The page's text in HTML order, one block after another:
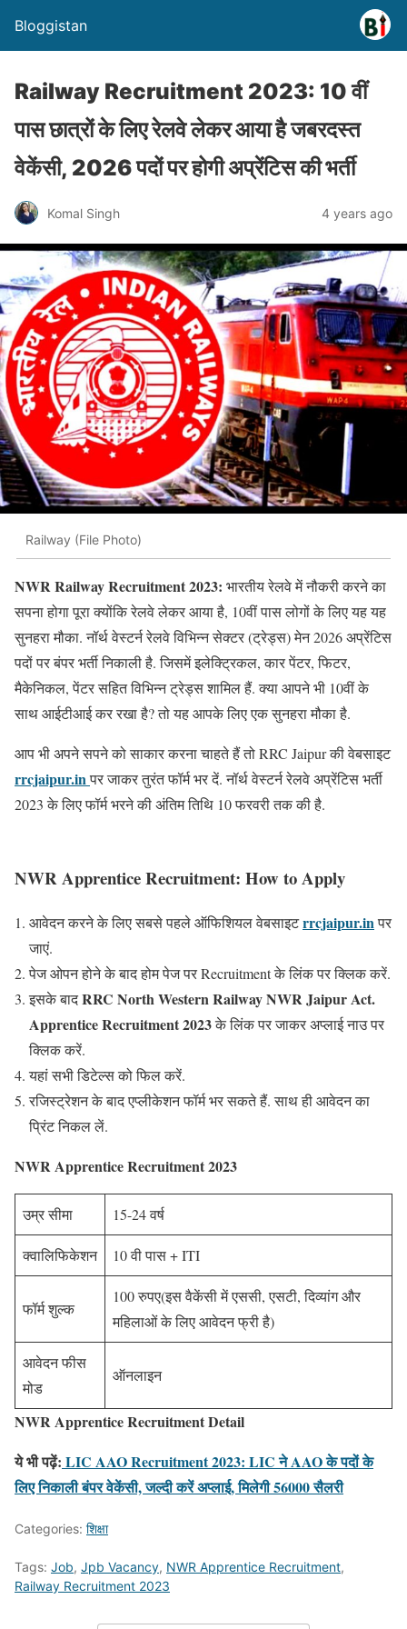
Bloggistan
Railway Recruitment 2023: 10 वीं
पास छात्रों के लिए रेलवे लेकर आया है जबरदस्त
वेकेंसी, 2026 पदों पर होगी अप्रेंटिस की भर्ती
Komal Singh 4 years ago
Railway (File Photo)
NWR Railway Recruitment 2023: भारतीय रेलवे में नौकरी करने का
सपना होगा पूरा क्योंकि रेलवे लेकर आया है, 10वीं पास लोगों के लिए यह यह
सुनहरा मौका. नॉर्थ वेस्टर्न रेलवे विभिन्न सेक्टर (ट्रेड्स) मेन 2026 अप्रेंटिस
पदों पर बंपर भर्ती निकाली है. जिसमें इलेक्ट्रिकल, कार पेंटर, फिटर,
मैकेनिकल, पेंटर सहित विभिन्न ट्रेड्स शामिल हैं. क्या आपने भी 10वीं के
साथ आईटीआई कर रखा है? तो यह आपके लिए एक सुनहरा मौका है.
आप भी अपने सपने को साकार करना चाहते हैं तो RRC Jaipur की वेबसाइट
rrcjaipur.inपर जाकर तुरंत फॉर्म भर दें. नॉर्थ वेस्टर्न रेलवे अप्रेंटिस भर्ती
2023 के लिए फॉर्म भरने की अंतिम तिथि 10 फरवरी तक की है.
NWR Apprentice Recruitment: How to Apply
आवेदन करने के लिए सबसे पहले ऑफिशियल वेबसाइटrrcjaipur.inपर
जाएं.
पेज ओपन होने के बाद होम पेज पर Recruitment के लिंक पर क्लिक करें.
इसके बादRRC North Western Railway NWR Jaipur Act.
Apprentice Recruitment 2023के लिंक पर जाकर अप्लाई नाउ पर
क्लिक करें.
यहां सभी डिटेल्स को फिल करें.
रजिस्ट्रेशन के बाद एप्लीकेशन फॉर्म भर सकते हैं. साथ ही आवेदन का
प्रिंट निकल लें.
NWR Apprentice Recruitment2023
उम्र सीमा 15-24 वर्ष
क्वालिफिकेशन 10 वी पास + ITI
फॉर्म शुल्क
100 रुपए(इस वैकेंसी में एससी, एसटी, दिव्यांग और
महिलाओं के लिए आवेदन फ्री है)
आवेदन फीस
मोड
ऑनलाइन
NWR Apprentice RecruitmentDetail
ये भी पढ़ें: LIC AAO Recruitment 2023: LIC ने AAO के पदों के
लिए निकाली बंपर वेकेंसी, जल्दी करें अप्लाई, मिलेगी 56000 सैलरी
Categories: शिक्षा
Tags: Job, Jpb Vacancy, NWR Apprentice Recruitment,
Railway Recruitment 2023